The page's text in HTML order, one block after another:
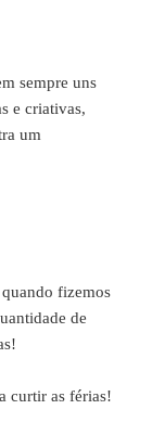
sempre uns
e criativas,
um
fizemos
de
curtir as férias!